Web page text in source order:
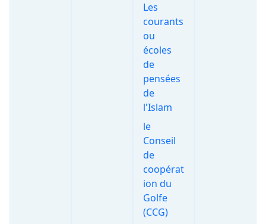
Les
courants
ou
écoles
de
pensées
de
l'Islam
le
Conseil
de
coopérat
ion du
Golfe
(CCG)